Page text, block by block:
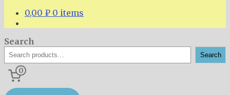
0,00 ₽ 0 items
Search
Search
0